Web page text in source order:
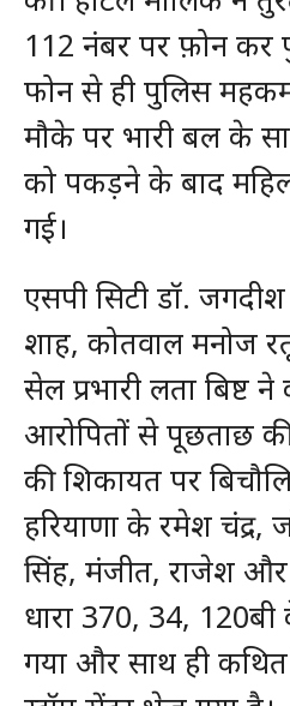
112 नंबर पर फ़ोन कर
फोन से ही पुलिस
मौके पर भारी बल के
को पकड़ने के बाद
गई।
एसपी सिटी डॉ.
शाह, कोतवाल मनोज
सेल प्रभारी लता बिष्ट
आरोपितों से पूछताछ
की शिकायत पर
हरियाणा के रमेश चंद्र,
सिंह, मंजीत, राजेश
धारा 370, 34,
गया और साथ ही कथित